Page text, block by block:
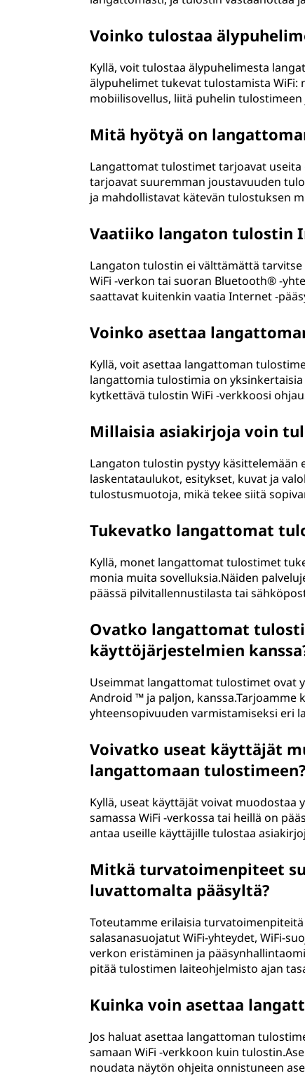
Voinko tulostaa
Kyllä, voit tulostaa älypuhelimesta
älypuhelimet tukevat tulostamista
mobiilisovellus, liitä puhelin
Mitä hyötyä on
Langattomat tulostimet tarjoavat
tarjoavat suuremman joustavuuden
ja mahdollistavat kätevän tulostuksen
Vaatiiko langaton tulostin
Langaton tulostin ei välttämättä
WiFi -verkon tai suoran Bluetooth® -
saattavat kuitenkin vaatia Internet -
Voinko asettaa
Kyllä, voit asettaa langattoman
langattomia tulostimia on
kytkettävä tulostin WiFi -verkkoosi
Millaisia asiakirjoja voin
Langaton tulostin pystyy
laskentataulukot, esitykset, kuvat ja
tulostusmuotoja, mikä tekee siitä
Tukevatko langattomat
Kyllä, monet langattomat tulostimet
monia muita sovelluksia.Näiden
päässä pilvitallennustilasta tai
Ovatko langattomat
käyttöjärjestelmien
Useimmat langattomat tulostimet ovat
Android ™ ja paljon,
yhteensopivuuden varmistamiseksi eri
Voivatko useat käyttäjät
langattomaan tulostimeen?
Kyllä, useat käyttäjät voivat
samassa WiFi -verkossa tai heillä on
antaa useille käyttäjille tulostaa
Mitkä turvatoimenpiteet
luvattomalta pääsyltä?
Toteutamme erilaisia
salasanasuojatut WiFi-yhteydet, WiFi-
verkon eristäminen ja
pitää tulostimen laiteohjelmisto ajan
Kuinka voin asettaa
Jos haluat asettaa langattoman
samaan WiFi -verkkoon kuin
noudata näytön ohjeita onnistuneen